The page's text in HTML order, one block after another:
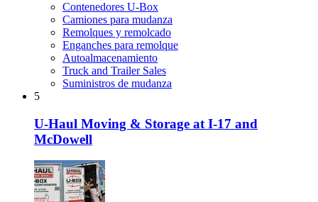
Contenedores U-Box
Camiones para mudanza
Remolques y remolcado
Enganches para remolque
Autoalmacenamiento
Truck and Trailer Sales
Suministros de mudanza
5
U-Haul Moving & Storage at I-17 and
McDowell